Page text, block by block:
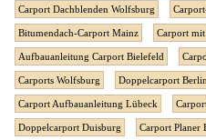
Carport Dachblenden Wolfsburg
Bitumendach-Carport Mainz Carport
Aufbauanleitung Carport Bielefeld
Carports Wolfsburg Doppelcarport Berlin
Carport Aufbauanleitung Lübeck
Doppelcarport Duisburg Carport Planer